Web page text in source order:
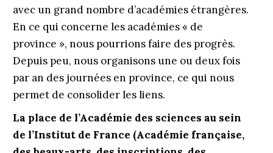
avec un grand nombre d’académies étrangères.
En ce qui concerne les académies « de
province », nous pourrions faire des progrès.
Depuis peu, nous organisons une ou deux fois
par an des journées en province, ce qui nous
permet de consolider les liens.
La place de l’Académie des sciences au sein
de l’Institut de France (Académie française,